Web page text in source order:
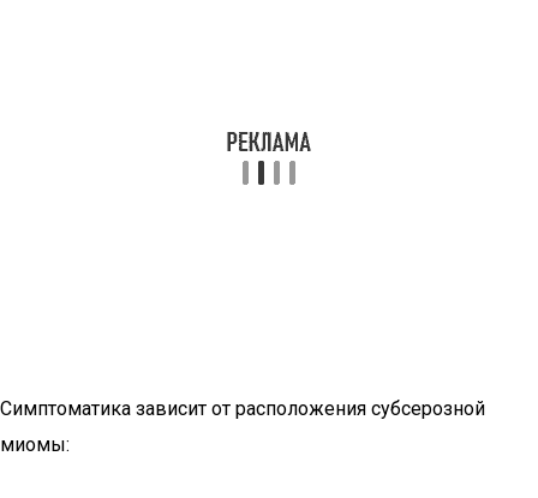
Симптоматика зависит от расположения субсерозной
миомы: